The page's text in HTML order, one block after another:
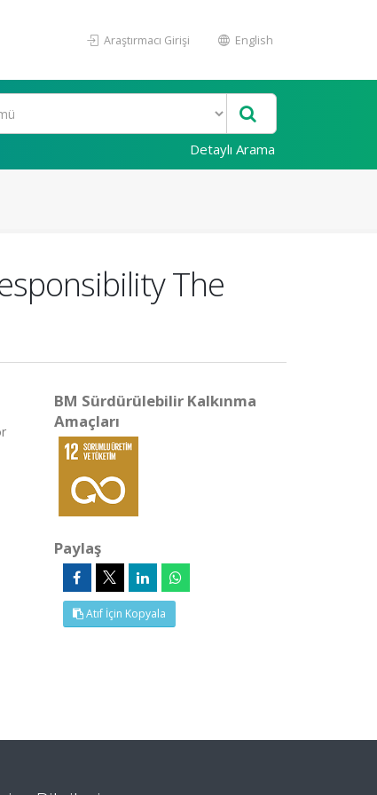
Araştırmacı Girişi English
Detaylı Arama
The
BM Sürdürülebilir Kalkınma
Amaçları
Paylaş
Atıf İçin Kopyala